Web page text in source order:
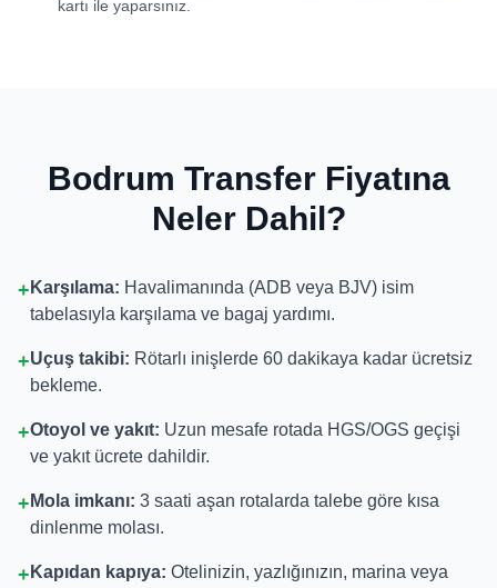
kartı ile yaparsınız.
Bodrum Transfer Fiyatına
Neler Dahil?
+ Karşılama: Havalimanında (ADB veya BJV) isim
tabelasıyla karşılama ve bagaj yardımı.
+Uçuş takibi: Rötarlı inişlerde 60 dakikaya kadar ücretsiz
bekleme.
+Otoyol ve yakıt: Uzun mesafe rotada HGS/OGS geçişi
ve yakıt ücrete dahildir.
+ Mola imkanı: 3 saati aşan rotalarda talebe göre kısa
dinlenme molası.
+ Kapıdan kapıya: Otelinizin, yazlığınızın, marina veya